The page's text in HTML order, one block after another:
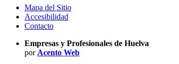
Mapa del Sitio
Accesibilidad
Contacto
Empresas y Profesionales de Huelva
por Acento Web